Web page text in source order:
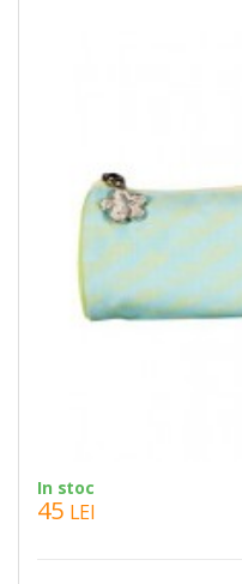
In stoc
45 LEI